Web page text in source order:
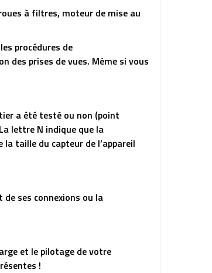
à filtres, moteur de mise au
procédures de
des prises de vues. Même si vous
a été testé ou non (point
lettre N indique que la
taille du capteur de l’appareil
ses connexions ou la
et le pilotage de votre
!